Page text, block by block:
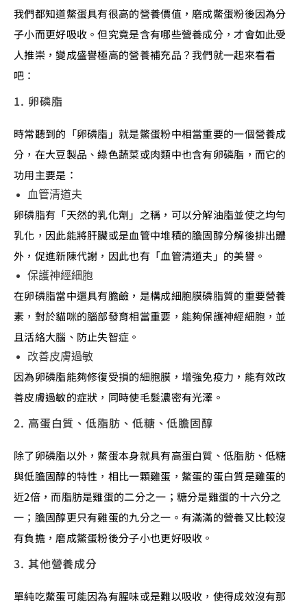
我們都知道鱉蛋具有很高的營養價值，磨成鱉蛋粉後因為分
子小而更好吸收。但究竟是含有哪些營養成分，才會如此受
人推崇，變成盛譽極高的營養補充品？我們就一起來看看
吧：
1. 卵磷脂
時常聽到的「卵磷脂」就是鱉蛋粉中相當重要的一個營養成
分，在大豆製品、綠色蔬菜或肉類中也含有卵磷脂，而它的
功用主要是：
血管清道夫
卵磷脂有「天然的乳化劑」之稱，可以分解油脂並使之均勻
乳化，因此能將肝臟或是血管中堆積的膽固醇分解後排出體
外，促進新陳代謝，因此也有「血管清道夫」的美譽。
保護神經細胞
在卵磷脂當中還具有膽鹼，是構成細胞膜磷脂質的重要營養
素，對於貓咪的腦部發育相當重要，能夠保護神經細胞，並
且活絡大腦、防止失智症。
改善皮膚過敏
因為卵磷脂能夠修復受損的細胞膜，增強免疫力，能有效改
善皮膚過敏的症狀，同時使毛髮濃密有光澤。
2. 高蛋白質、低脂肪、低糖、低膽固醇
除了卵磷脂以外，鱉蛋本身就具有高蛋白質、低脂肪、低糖
與低膽固醇的特性，相比一顆雞蛋，鱉蛋的蛋白質是雞蛋的
近2倍，而脂肪是雞蛋的二分之一；糖分是雞蛋的十六分之
一；膽固醇更只有雞蛋的九分之一。有滿滿的營養又比較沒
有負擔，磨成鱉蛋粉後分子小也更好吸收。
3. 其他營養成分
單純吃鱉蛋可能因為有腥味或是難以吸收，使得成效沒有那